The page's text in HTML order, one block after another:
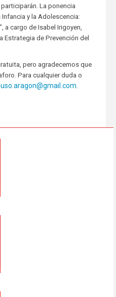
La ponencia
y la Adolescencia:
a cargo de Isabel Irigoyen,
Estrategia de Prevención del
pero agradecemos que
Para cualquier duda o
.